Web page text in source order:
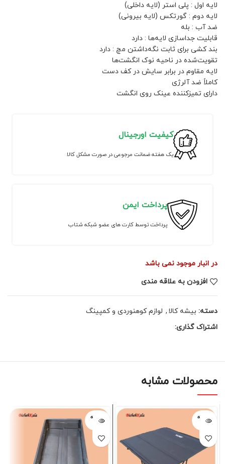
لایه اول : پلی استر (لایه داخلی)
لایه دوم : گورتکس (لایه بیرونی)
ضد آب : بله
قابلیت جداسازی لایه‌ها : دارد
بند کشی برای ثابت نگه‌داشتن مچ : دارد
تقویت‌شده در ناحیه نوک انگشت‌ها
لایه مقاوم در برابر سایش در کف دست
کاملاً ضد آلرژی
دارای تمیزکننده عینک روی انگشت
کیفیت اورجینال
یک هفته ضمانت مرجوعی در صورت مشکل کالا
پرداخت ایمن
پرداخت توسط کارت های عضو شبکه شتاب
در انبار موجود نمی باشد
افزودن به علاقه مندی
دسته: بیشه کالا , لوازم کوهنوردی و کمپینگ
اشتراک گذاری:
محصولات مشابه
فروخته
شده
فروخته
شده